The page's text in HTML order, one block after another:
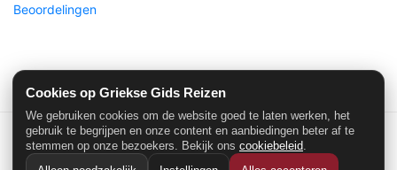
Cookies op Griekse Gids Reizen
We gebruiken cookies om de website goed te laten werken, het
gebruik te begrijpen en onze content en aanbiedingen beter af te
stemmen op onze bezoekers. Bekijk ons cookiebeleid.
Beoordelingen
Griekse Gids Reizen| ©2026 Alle rechten voorbehouden